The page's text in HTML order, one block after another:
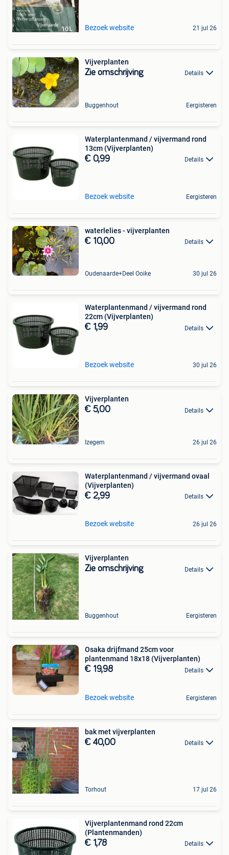
Bezoek website 21 jul 26
Vijverplanten
Zie omschrijving Details
Buggenhout Eergisteren
Waterplantenmand / vijvermand rond
13cm (Vijverplanten)
€ 0,99 Details
Bezoek website Eergisteren
waterlelies - vijverplanten
€ 10,00 Details
Oudenaarde+Deel Ooike 30 jul 26
Waterplantenmand / vijvermand rond
22cm (Vijverplanten)
€ 1,99 Details
Bezoek website 30 jul 26
Vijverplanten
€ 5,00 Details
Izegem 26 jul 26
Waterplantenmand / vijvermand ovaal
(Vijverplanten)
€ 2,99 Details
Bezoek website 26 jul 26
Vijverplanten
Zie omschrijving Details
Buggenhout Eergisteren
Osaka drijfmand 25cm voor
plantenmand 18x18 (Vijverplanten)
€ 19,98 Details
Bezoek website Eergisteren
bak met vijverplanten
€ 40,00 Details
Torhout 17 jul 26
Vijverplantenmand rond 22cm
(Plantenmanden)
€ 1,78 Details